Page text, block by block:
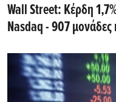
Wall Street: Κέρδη
Nasdaq - 907 μονάδες